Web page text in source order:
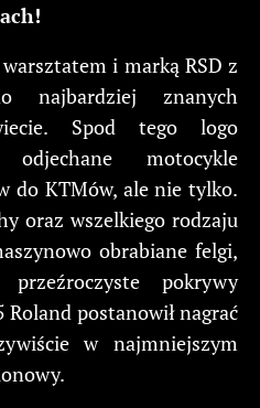
i marką RSD z
najbardziej znanych
Spod tego logo
motocykle
do KTMów, ale nie tylko.
oraz wszelkiego rodzaju
obrabiane felgi,
pokrywy
postanowił nagrać
w najmniejszym